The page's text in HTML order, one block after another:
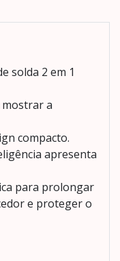
solda 2 em 1
a
compacto.
apresenta
para prolongar
e proteger o